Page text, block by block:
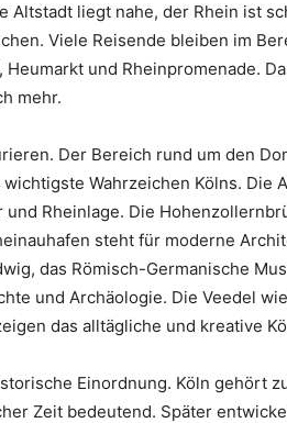
liegt nahe, der Rhein ist
Viele Reisende bleiben im
und Rheinpromenade.
mehr.
Der Bereich rund um den
Wahrzeichen Kölns. Die
Rheinlage. Die
steht für moderne
das Römisch-Germanische
und Archäologie. Die Veedel
das alltägliche und kreative
Einordnung. Köln gehört
Zeit bedeutend. Später